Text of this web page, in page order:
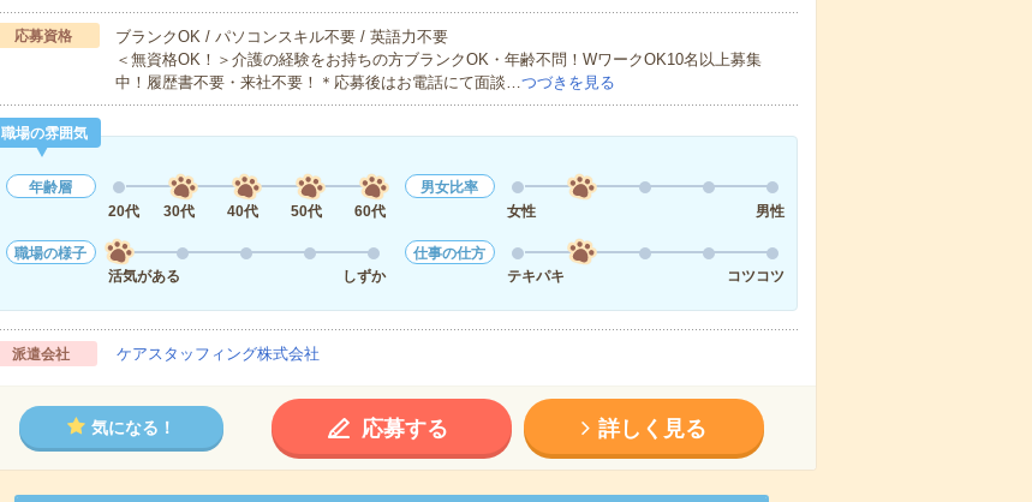
応募資格
ブランクOK / パソコンスキル不要 / 英語力不要
＜無資格OK！＞介護の経験をお持ちの方ブランクOK・年齢不問！WワークOK10名以上募集
中！履歴書不要・来社不要！＊応募後はお電話にて面談…つづきを見る
職場の雰囲気
年齢層
20代
30代 40代 50代 60代
男女比率
女性
男性
職場の様子
活気がある
しずか
仕事の仕方
テキパキ
コツコツ
派遣会社 ケアスタッフィング株式会社
気になる！ 応募する 詳しく見る